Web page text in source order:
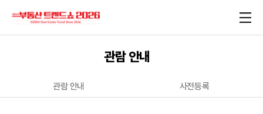
관람 안내
관람 안내 사전등록